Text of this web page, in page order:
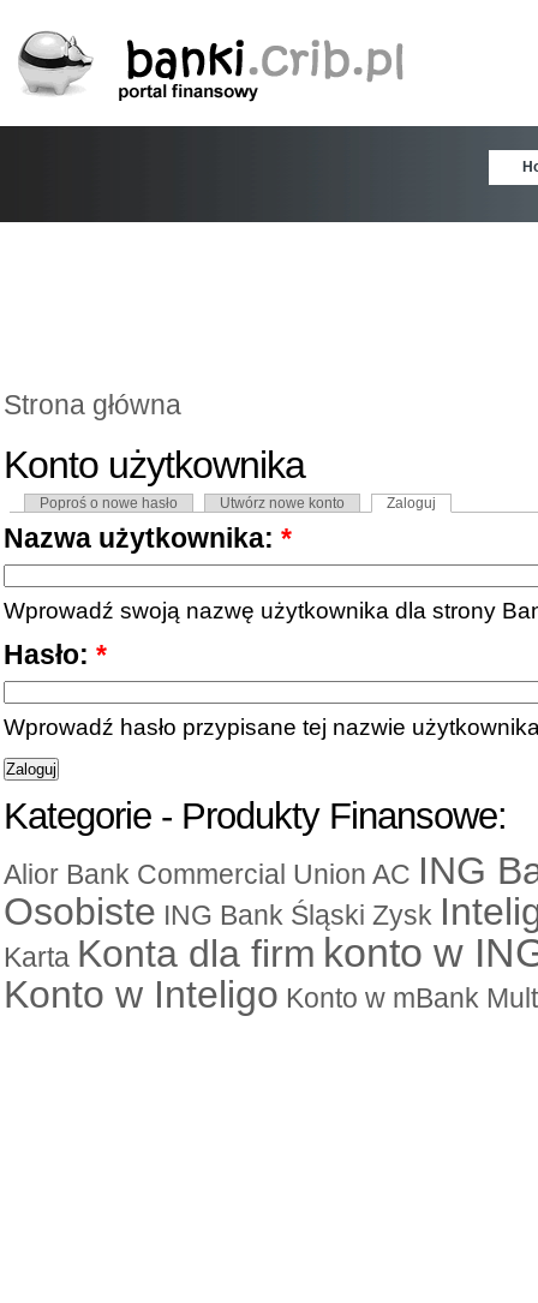
Strona główna
Konto użytkownika
Poproś o nowe hasło Utwórz nowe konto Zaloguj
Nazwa użytkownika: *
Wprowadź swoją nazwę użytkownika dla strony
Hasło: *
Wprowadź hasło przypisane tej nazwie
Kategorie - Produkty Finansowe:
Alior Bank Commercial Union AC ING
Osobiste ING Bank Śląski Zysk
Karta Konta dla firm konto w
Konto w Inteligo Konto w mBank